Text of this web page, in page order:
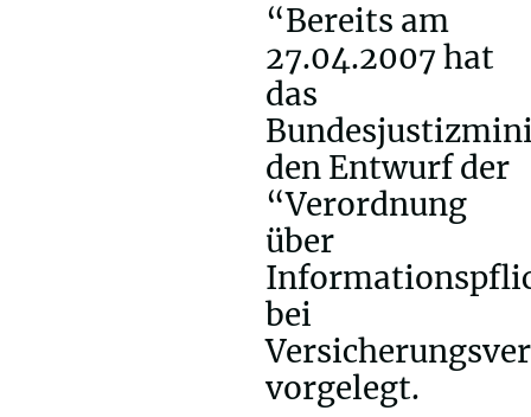
“Bereits am
27.04.2007 hat
das
den Entwurf der
“Verordnung
über
bei
vorgelegt.